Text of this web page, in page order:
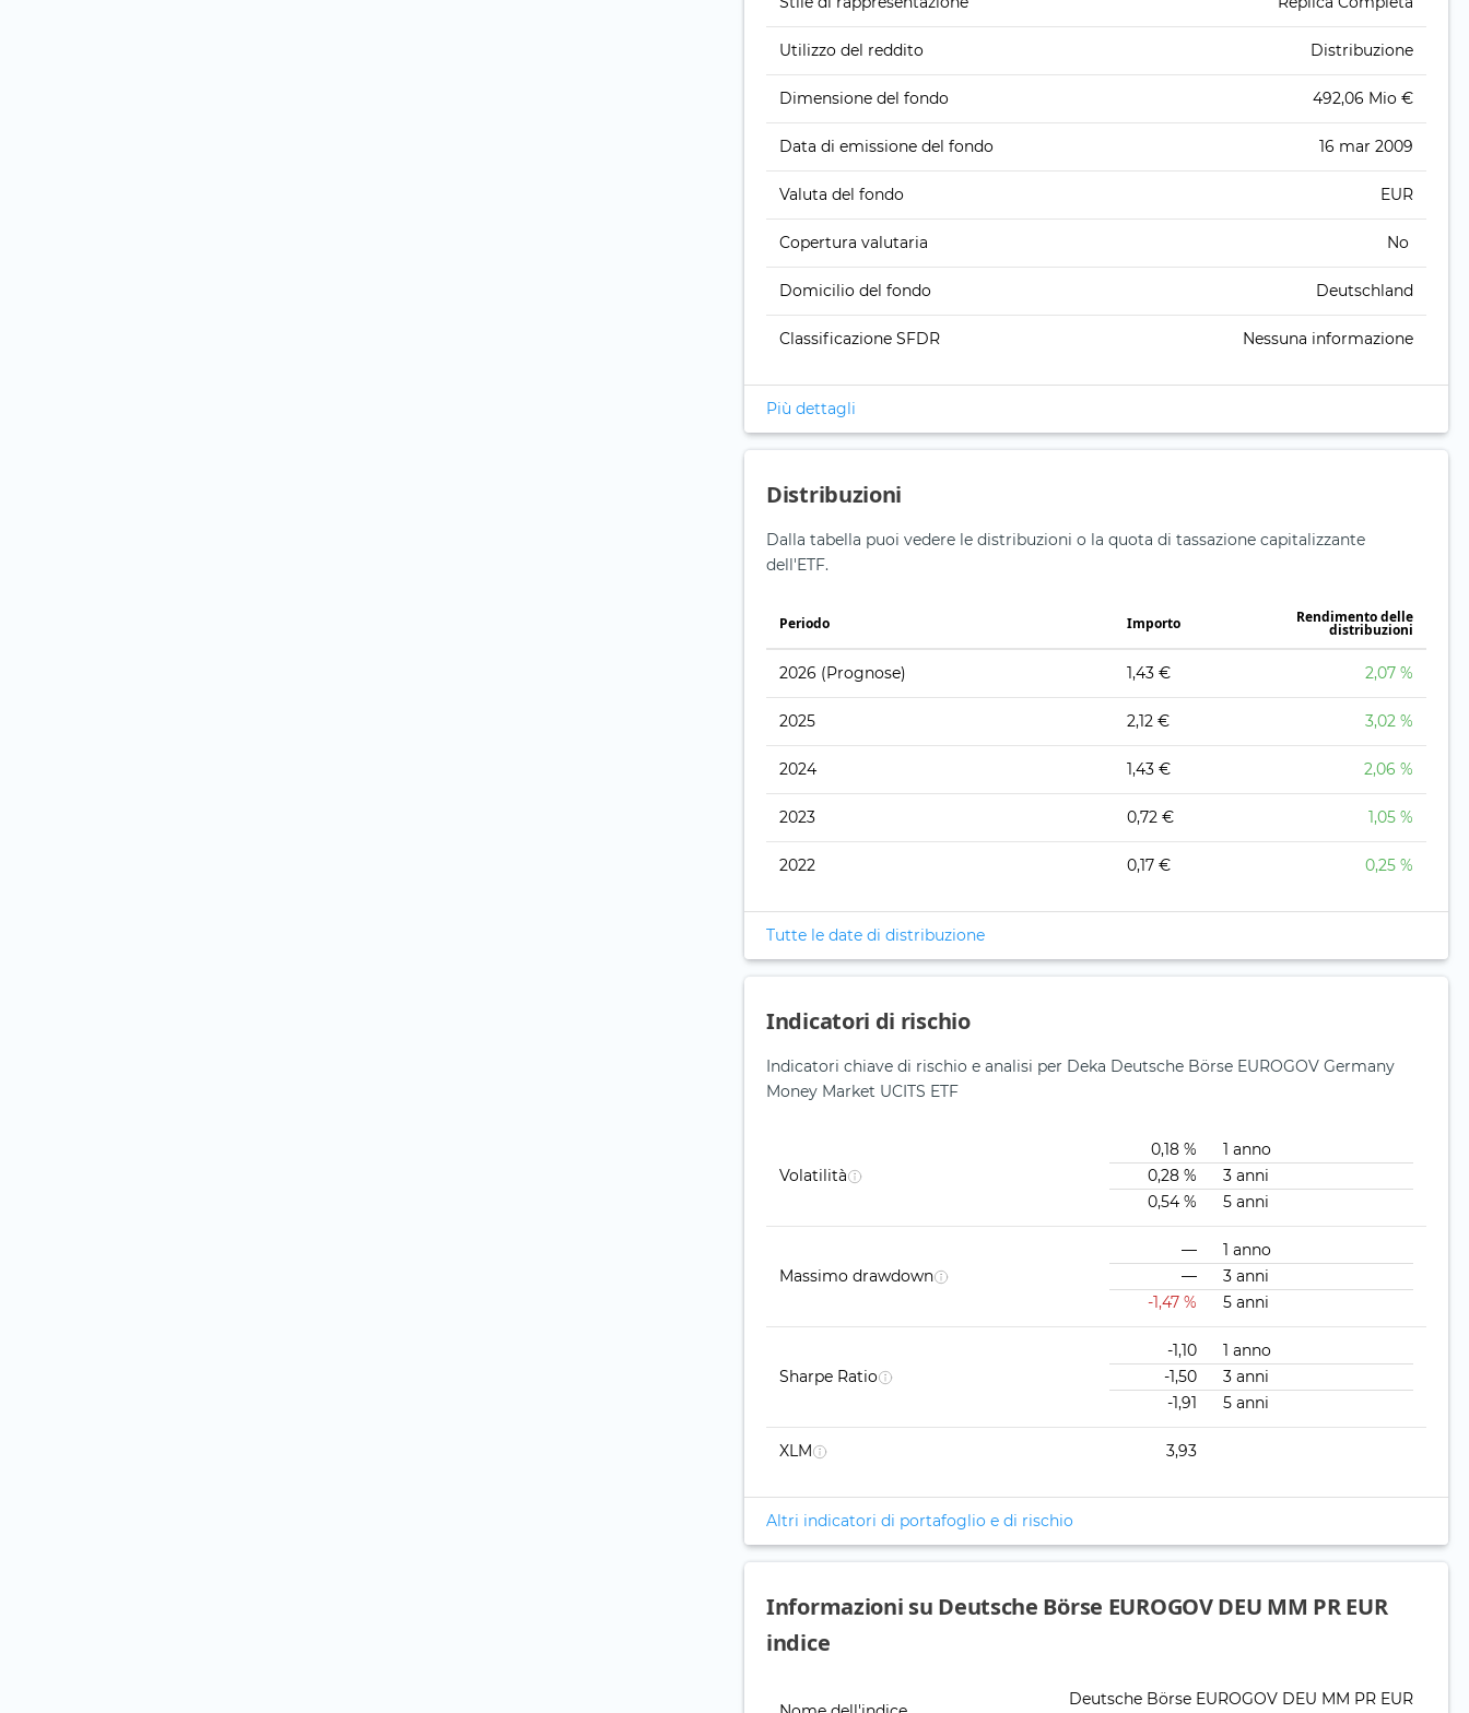
Utilizzo del reddito Distribuzione
Dimensione del fondo 492,06 Mio €
Data di emissione del fondo 16 mar 2009
Valuta del fondo EUR
Copertura valutaria No
Domicilio del fondo Deutschland
Classificazione SFDR Nessuna informazione
Più dettagli
Distribuzioni
Dalla tabella puoi vedere le distribuzioni o la quota di tassazione capitalizzante
dell'ETF.
Periodo Importo Rendimento delle
distribuzioni
2026 (Prognose) 1,43 € 2,07 %
2025 2,12 € 3,02 %
2024 1,43 € 2,06 %
2023 0,72 € 1,05 %
2022 0,17 € 0,25 %
Tutte le date di distribuzione
Indicatori di rischio
Indicatori chiave di rischio e analisi per Deka Deutsche Börse EUROGOV Germany
Money Market UCITS ETF
Volatilità
0,18 %
1 anno
0,28 %
3 anni
0,54 %
5 anni
Massimo drawdown
—
1 anno
—
3 anni
-1,47 %
5 anni
Sharpe Ratio
-1,10
1 anno
-1,50
3 anni
-1,91
5 anni
XLM 3,93
Altri indicatori di portafoglio e di rischio
Informazioni su Deutsche Börse EUROGOV DEU MM PR EUR
indice
Deutsche Börse EUROGOV DEU MM PR EUR